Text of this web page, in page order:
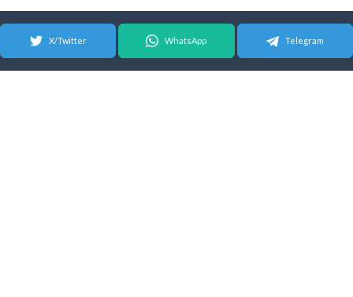
X/Twitter WhatsApp Telegram